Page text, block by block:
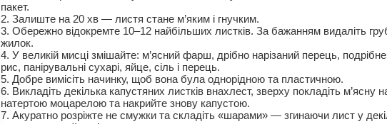
пакет.
Залиште на 20 хв — листя стане м’яким і гнучким.
Обережно відокремте 10–12 найбільших листків. За бажанням видаліть
жилок.
У великій мисці змішайте: м’ясний фарш, дрібно нарізаний перець,
рис, панірувальні сухарі, яйце, сіль і перець.
Добре вимісіть начинку, щоб вона була однорідною та пластичною.
Викладіть декілька капустяних листків внахлест, зверху покладіть м’ясну
натертою моцарелою та накрийте знову капустою.
Акуратно розріжте не смужки та складіть «шарами» — згинаючи лист у